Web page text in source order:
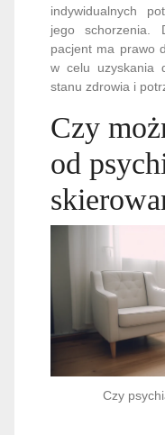
indywidualnych
jego schorzenia.
pacjent ma prawo
w celu uzyskania
stanu zdrowia i
Czy
od
Czy